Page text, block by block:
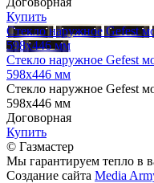
Купить
Стекло наружное Gefest
598х446 мм
Стекло наружное Gefest
598х446 мм
Стекло наружное Gefest
598х446 мм
Договорная
Купить
© Газмастер
Мы гарантируем тепло в
Создание сайта Media